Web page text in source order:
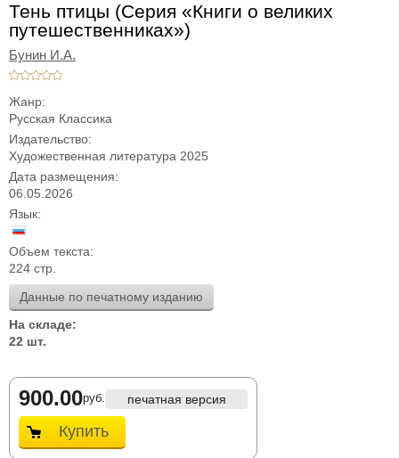
Тень птицы (Серия «Книги о великих
путешественниках»)
Бунин И.А.
Жанр:
Русская Классика
Издательство:
Художественная литература 2025
Дата размещения:
06.05.2026
Язык:
Объем текста:
224 стр.
Данные по печатному изданию
На складе:
22 шт.
900.00руб. печатная версия
Купить